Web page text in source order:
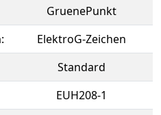
GruenePunkt
ElektroG-Zeichen
Standard
EUH208-1